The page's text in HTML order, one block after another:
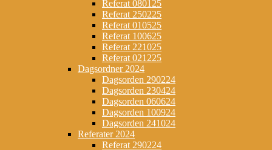
Referat 080125
Referat 250225
Referat 010525
Referat 100625
Referat 221025
Referat 021225
Dagsordner 2024
Dagsorden 290224
Dagsorden 230424
Dagsorden 060624
Dagsorden 100924
Dagsorden 241024
Referater 2024
Referat 290224